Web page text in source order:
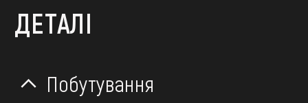
ДЕТАЛІ
Побутування